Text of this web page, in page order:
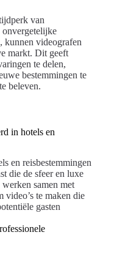
van
kunnen videografen
markt. Dit geeft
te delen,
bestemmingen te
beleven.
in hotels en
en reisbestemmingen
die de sfeer en luxe
samen met
video’s te maken die
gasten